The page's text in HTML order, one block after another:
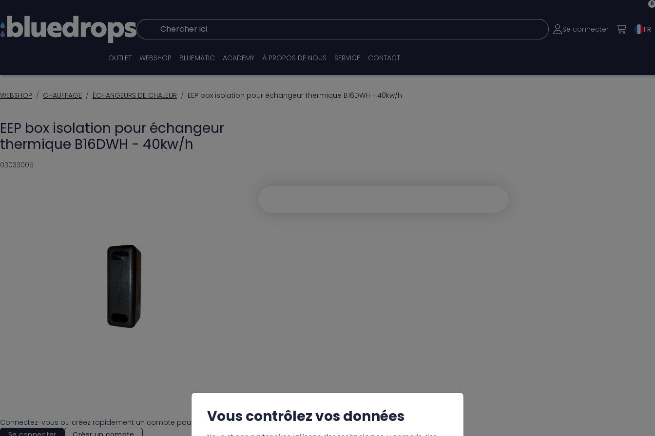
Chercher ici
Se connecter
0
FR
OUTLET WEBSHOP BLUEMATIC ACADEMY À PROPOS DE NOUS SERVICE CONTACT
WEBSHOP CHAUFFAGE ÉCHANGEURS DE CHALEUR EEP box isolation pour échangeur thermique B16DWH - 40kw/h
EEP box isolation pour échangeur
thermique B16DWH - 40kw/h
03033005
Connectez-vous ou créez rapidement un compte pour accéder à nos tarifs et commander facilement.
Vous contrôlez vos données